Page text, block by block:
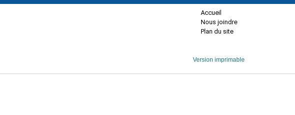
Accueil
Nous joindre
Plan du site
Version imprimable